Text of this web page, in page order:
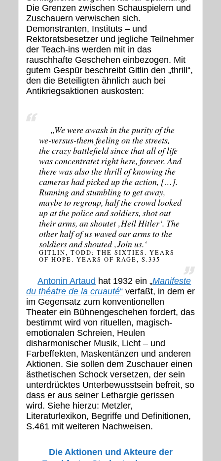
Die Grenzen zwischen Schauspielern und
Zuschauern verwischen sich.
Demonstranten, Instituts – und
Rektoratsbesetzer und jegliche Teilnehmer
der Teach-ins werden mit in das
rauschhafte Geschehen einbezogen. Mit
gutem Gespür beschreibt Gitlin den „thrill“,
den die Beteiligten ähnlich auch bei
Antikriegsaktionen auskosten:
„We were awash in the purity of the
we-versus-them feeling on the streets,
the crazy battlefield since that all of life
was concentratet right here, forever. And
there was also the thrill of knowing the
cameras had picked up the action, […].
Running and stumbling to get away,
maybe to regroup, half the crowd looked
up at the police and soldiers, shot out
their arms, an shoutet ‚Heil Hitler‘. The
other half of us waved our arms to the
soldiers and shouted ‚Join us.‘
GITLIN, TODD: THE SIXTIES. YEARS
OF HOPE. YEARS OF RAGE, S.335
Antonin Artaud hat 1932 ein „Manifeste
du théatre de la cruauté“verfaßt, in dem er
im Gegensatz zum konventionellen
Theater ein Bühnengeschehen fordert, das
bestimmt wird von rituellen, magisch-
emotionalen Schreien, Heulen
disharmonischer Musik, Licht – und
Farbeffekten, Maskentänzen und anderen
Aktionen. Sie sollen dem Zuschauer einen
ästhetischen Schock versetzen, der sein
unterdrücktes Unterbewusstsein befreit, so
dass er aus seiner Lethargie gerissen
wird. Siehe hierzu: Metzler,
Literaturlexikon, Begriffe und Definitionen,
S.461 mit weiteren Nachweisen.
Die Aktionen und Akteure der